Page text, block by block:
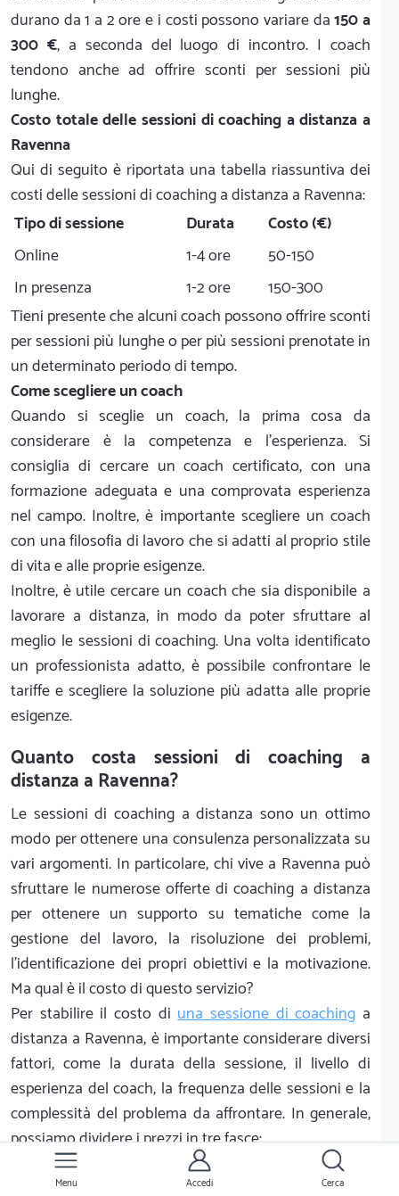
durano da 1 a 2 ore e i costi possono variare da150 a
300 €, a seconda del luogo di incontro. I coach
tendono anche ad offrire sconti per sessioni più
lunghe.
Costo totale delle sessioni di coaching a distanza a
Ravenna
Qui di seguito è riportata una tabella riassuntiva dei
costi delle sessioni di coaching a distanza a Ravenna:
Tipo di sessione
Durata
Costo (€)
Online
1-4 ore
50-150
In presenza
1-2 ore
150-300
Tieni presente che alcuni coach possono offrire sconti
per sessioni più lunghe o per più sessioni prenotate in
un determinato periodo di tempo.
Come scegliere un coach
Quando si sceglie un coach, la prima cosa da
considerare è la competenza e l’esperienza. Si
consiglia di cercare un coach certificato, con una
formazione adeguata e una comprovata esperienza
nel campo. Inoltre, è importante scegliere un coach
con una filosofia di lavoro che si adatti al proprio stile
di vita e alle proprie esigenze.
Inoltre, è utile cercare un coach che sia disponibile a
lavorare a distanza, in modo da poter sfruttare al
meglio le sessioni di coaching. Una volta identificato
un professionista adatto, è possibile confrontare le
tariffe e scegliere la soluzione più adatta alle proprie
esigenze.
Quanto costa sessioni di coaching a
distanza a Ravenna?
Le sessioni di coaching a distanza sono un ottimo
modo per ottenere una consulenza personalizzata su
vari argomenti. In particolare, chi vive a Ravenna può
sfruttare le numerose offerte di coaching a distanza
per ottenere un supporto su tematiche come la
gestione del lavoro, la risoluzione dei problemi,
l'identificazione dei propri obiettivi e la motivazione.
Ma qual è il costo di questo servizio?
Per stabilire il costo diuna sessione di coaching a
distanza a Ravenna, è importante considerare diversi
fattori, come la durata della sessione, il livello di
esperienza del coach, la frequenza delle sessioni e la
complessità del problema da affrontare. In generale,
possiamo dividere i prezzi in tre fasce:
Prezzi bassi (fino a 50 €):
Le sessioni di coaching a distanza con prezzi più bassi
Menu Accedi Cerca